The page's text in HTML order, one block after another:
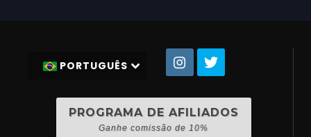
PORTUGUÊS
PROGRAMA DE AFILIADOS
Ganhe comissão de 10%